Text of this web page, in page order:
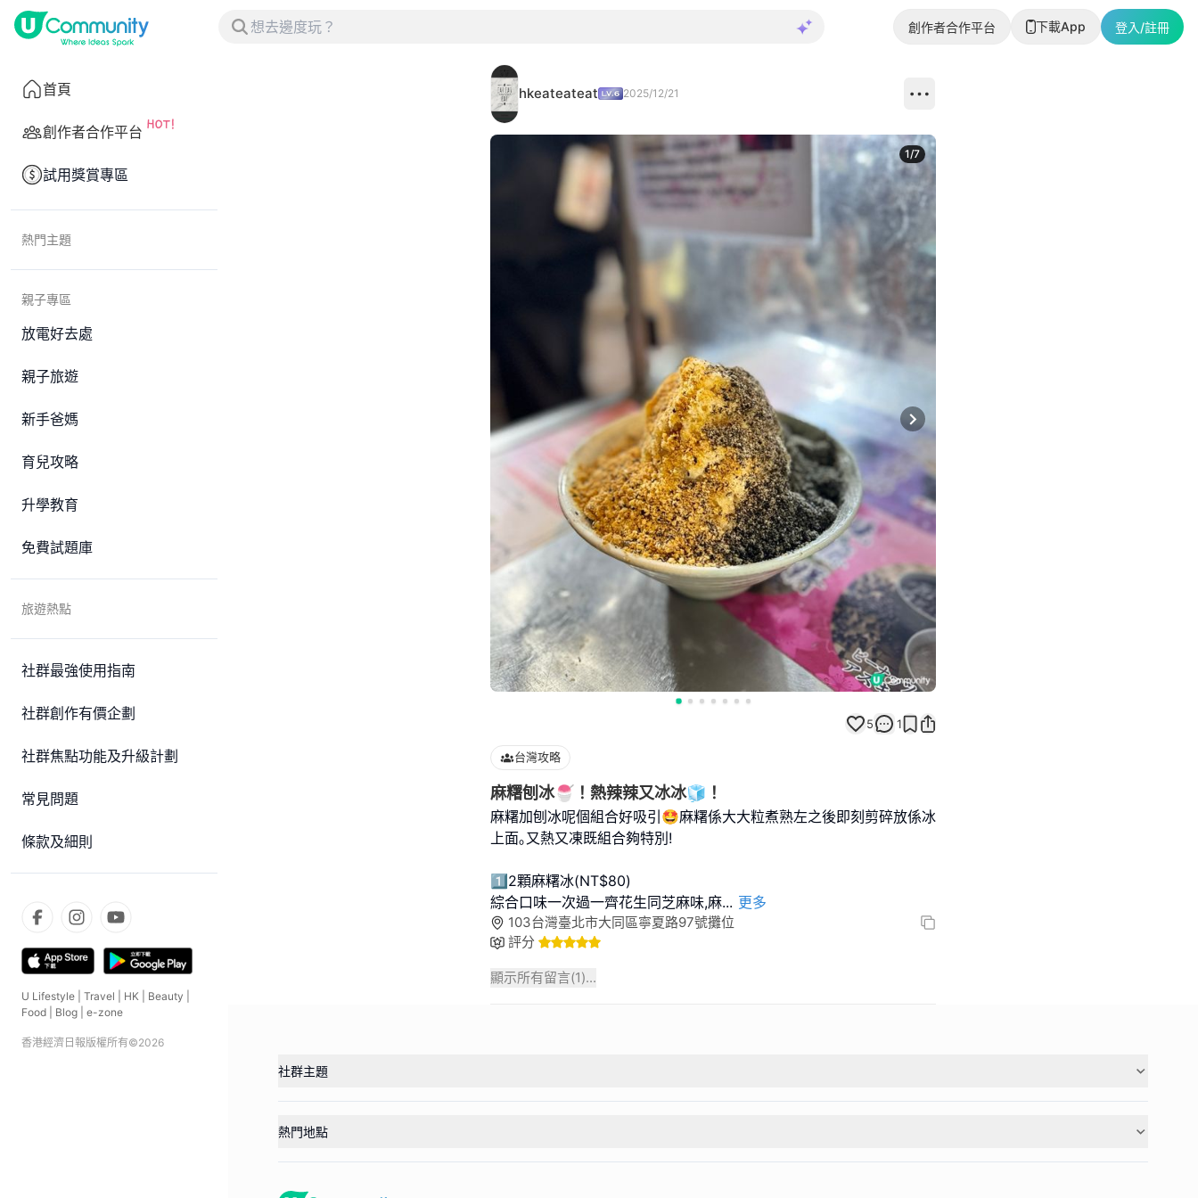
創作者合作平台 下載App 登入/註冊
首頁
創作者合作平台
試用獎賞專區
熱門主題
親子專區
放電好去處
親子旅遊
新手爸媽
育兒攻略
升學教育
免費試題庫
旅遊熱點
社群最強使用指南
社群創作有價企劃
社群焦點功能及升級計劃
常見問題
條款及細則
U Lifestyle Travel HK Beauty
Food
Blog e-zone
香港經濟日報版權所有©2026
hkeateateat 2025/12/21
Next slide
1/7
5 1
台灣攻略
麻糬刨冰🍧！熱辣辣又冰冰🧊！
麻糬加刨冰呢個組合好吸引🤩麻糬係大大粒煮熟左之後即刻剪碎放係冰
上面｡又熱又凍既組合夠特別!
1⃣️2顆麻糬冰(NT$80)
綜合口味一次過一齊花生同芝麻味,麻... 更多
103台灣臺北市大同區寧夏路97號攤位
評分
顯示所有留言(1)...
社群主題
熱門地點